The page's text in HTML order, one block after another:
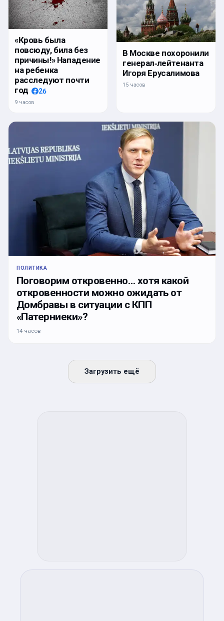
«Кровь была
повсюду, била без
причины!» Нападение
на ребенка
расследуют почти
год
26
9 часов
В Москве похоронили
генерал‑лейтенанта
Игоря Ерусалимова
15 часов
ПОЛИТИКА
Поговорим откровенно… хотя какой
откровенности можно ожидать от
Домбравы в ситуации с КПП
«Патерниеки»?
14 часов
Загрузить ещё